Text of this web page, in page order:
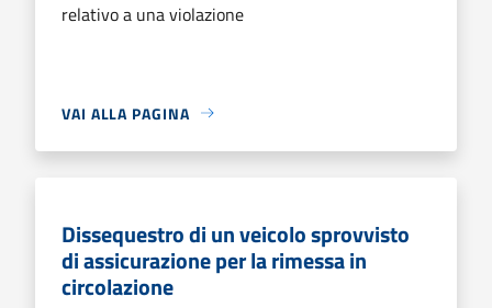
relativo a una violazione
VAI ALLA PAGINA
Dissequestro di un veicolo sprovvisto
di assicurazione per la rimessa in
circolazione